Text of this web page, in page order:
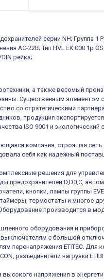
серии NH; Группа 1
AC-22B; Тип HVL EK 000 1p
рейка;
а также весомый
Существенным элементом
со стратегическими
продукция
ISO 9001 и экологический
компания, строящая
себя как надежный
решения для
предохранителей D,D0,C,
кнопки, лампы группы
термостаты и многое
производится в
оборудования и
выключателям с большой
перенапряжения ETITEC. Для
разъединители нагрузки
высокого напряжения в